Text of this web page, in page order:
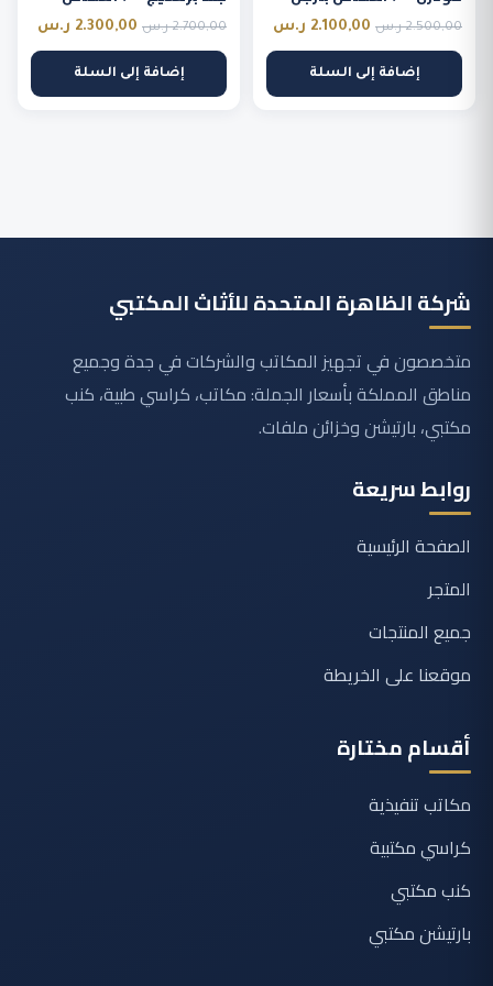
نحيفة
2.500,00 ر.س السعر
الأصلي
هو:
2.100,00 ر.س السعر
الحالي
هو:
إضافة إلى السلة
2.700,00 ر.س السعر
الأصلي
هو:
2.300,00 ر.س
هو:
إضافة إلى السلة
شركة الظاهرة المتحدة للأثاث المكتبي
متخصصون في تجهيز المكاتب والشركات في جدة وجميع
مناطق المملكة بأسعار الجملة: مكاتب، كراسي طبية، كنب
مكتبي، بارتيشن وخزائن ملفات.
روابط سريعة
الصفحة الرئيسية
المتجر
جميع المنتجات
موقعنا على الخريطة
أقسام مختارة
مكاتب تنفيذية
كراسي مكتبية
كنب مكتبي
بارتيشن مكتبي